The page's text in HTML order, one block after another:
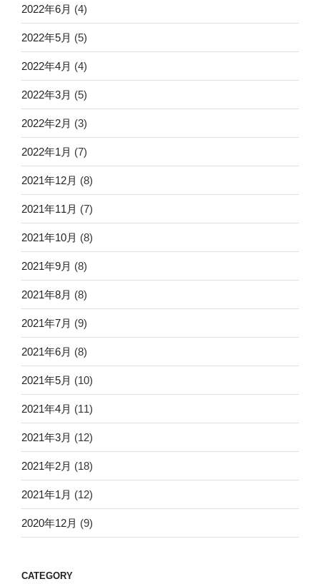
2022年6月 (4)
2022年5月 (5)
2022年4月 (4)
2022年3月 (5)
2022年2月 (3)
2022年1月 (7)
2021年12月 (8)
2021年11月 (7)
2021年10月 (8)
2021年9月 (8)
2021年8月 (8)
2021年7月 (9)
2021年6月 (8)
2021年5月 (10)
2021年4月 (11)
2021年3月 (12)
2021年2月 (18)
2021年1月 (12)
2020年12月 (9)
CATEGORY